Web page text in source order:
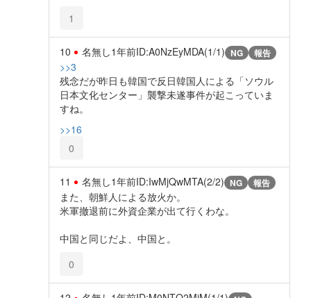
1
10 名無し1年前ID:A0NzEyMDA(1/1) NG 報告
>>3
残念だが昨日も韓国で反日韓国人による「ソウル
日本文化センター」襲撃未遂事件が起こっていま
すね。
>>16
0
11 名無し1年前ID:IwMjQwMTA(2/2) NG 報告
また、朝鮮人による放火か。
米軍撤退前に外資企業が出て行くわな。
中国と同じだよ、中国と。
0